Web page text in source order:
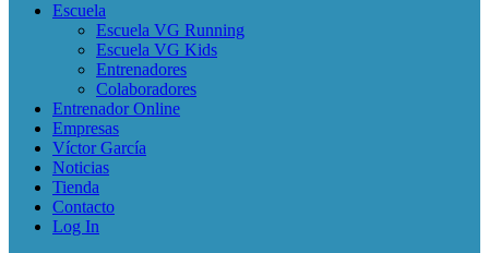
Escuela
Escuela VG Running
Escuela VG Kids
Entrenadores
Colaboradores
Entrenador Online
Empresas
Víctor García
Noticias
Tienda
Contacto
Log In